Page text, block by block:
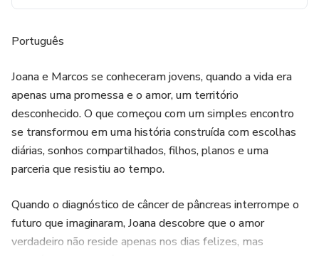
Português
Joana e Marcos se conheceram jovens, quando a vida era
apenas uma promessa e o amor, um território
desconhecido. O que começou com um simples encontro
se transformou em uma história construída com escolhas
diárias, sonhos compartilhados, filhos, planos e uma
parceria que resistiu ao tempo.
Quando o diagnóstico de câncer de pâncreas interrompe o
futuro que imaginaram, Joana descobre que o amor
verdadeiro não reside apenas nos dias felizes, mas